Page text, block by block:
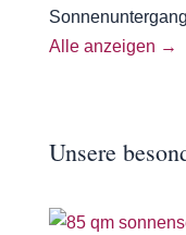
Alle anzeigen →
Unsere